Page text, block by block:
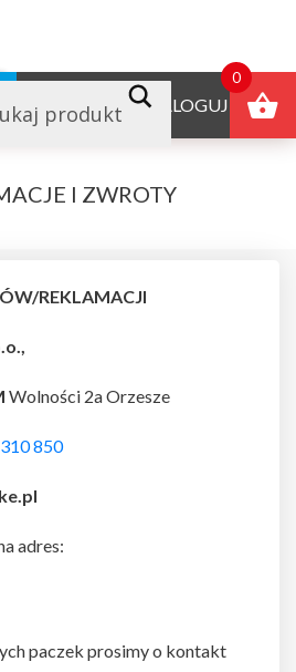
ZALOGUJ
I ZWROTY
REKLAMACJI
Wolności 2a Orzesze
850
adres:
paczek prosimy o kontakt
0